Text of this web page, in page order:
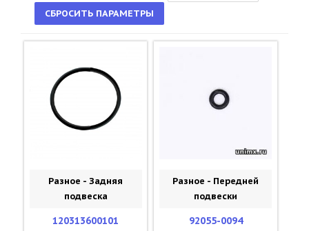
Разное - Задняя
подвеска
120313600101
Разное - Передней
подвески
92055-0094